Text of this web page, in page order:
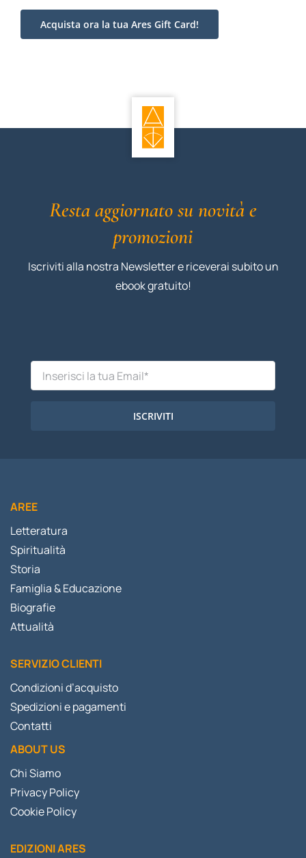
Acquista ora la tua Ares Gift Card!
Resta aggiornato su novità e
promozioni
Iscriviti alla nostra Newsletter e riceverai subito un
ebook gratuito!
ISCRIVITI
AREE
Letteratura
Spiritualità
Storia
Famiglia & Educazione
Biografie
Attualità
SERVIZIO CLIENTI
Condizioni d’acquisto
Spedizioni e pagamenti
Contatti
ABOUT US
Chi Siamo
Privacy Policy
Cookie Policy
EDIZIONI ARES